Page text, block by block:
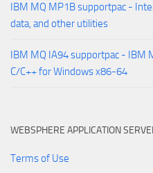
IBM MQ MP1B supportpac -
data, and other utilities
IBM MQ IA94 supportpac - IBM
C/C++ for Windows x86-64
WEBSPHERE APPLICATION
Terms of Use